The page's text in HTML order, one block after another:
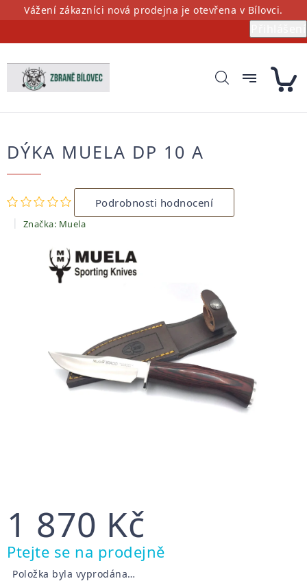
PřejítVážení zákazníci nová prodejna je otevřena v Bílovci.
DÝKA MUELA DP 10 A
Průměrné
hodnocení
produktu
je
z
5
hvězdiček.
Podrobnosti hodnocení
Značka: Muela
1 870 Kč
Měrná
cena:
Ptejte se na prodejně
Položka byla vyprodána…